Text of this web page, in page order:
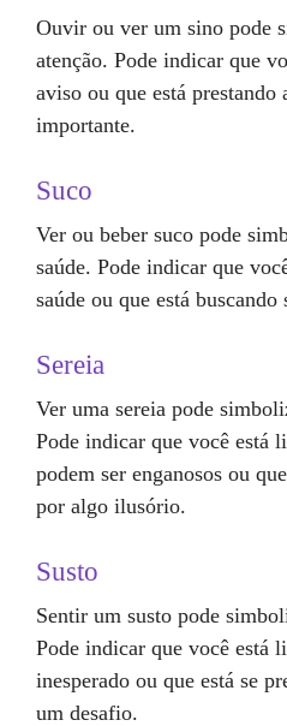
Ouvir ou ver um sino pode
atenção. Pode indicar que
aviso ou que está prestando
importante.
Suco
Ver ou beber suco pode
saúde. Pode indicar que
saúde ou que está
Sereia
Ver uma sereia pode
Pode indicar que você está
podem ser enganosos ou
por algo ilusório.
Susto
Sentir um susto pode
Pode indicar que você está
inesperado ou que está se
um desafio.